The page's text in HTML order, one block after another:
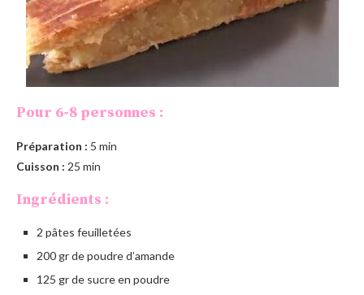
Pour 6-8 personnes :
Préparation : 5 min
Cuisson : 25 min
Ingrédients :
2 pâtes feuilletées
200 gr de poudre d’amande
125 gr de sucre en poudre